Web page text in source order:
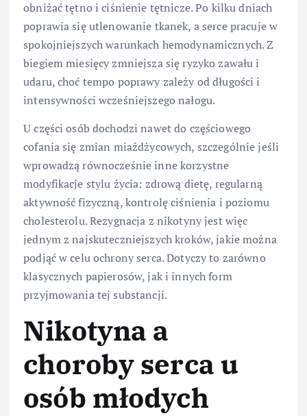
obniżać tętno i ciśnienie tętnicze. Po kilku dniach
poprawia się utlenowanie tkanek, a serce pracuje w
spokojniejszych warunkach hemodynamicznych. Z
biegiem miesięcy zmniejsza się ryzyko zawału i
udaru, choć tempo poprawy zależy od długości i
intensywności wcześniejszego nałogu.
U części osób dochodzi nawet do częściowego
cofania się zmian miażdżycowych, szczególnie jeśli
wprowadzą równocześnie inne korzystne
modyfikacje stylu życia: zdrową dietę, regularną
aktywność fizyczną, kontrolę ciśnienia i poziomu
cholesterolu. Rezygnacja z nikotyny jest więc
jednym z najskuteczniejszych kroków, jakie można
podjąć w celu ochrony serca. Dotyczy to zarówno
klasycznych papierosów, jak i innych form
przyjmowania tej substancji.
Nikotyna a
choroby serca u
osób młodych